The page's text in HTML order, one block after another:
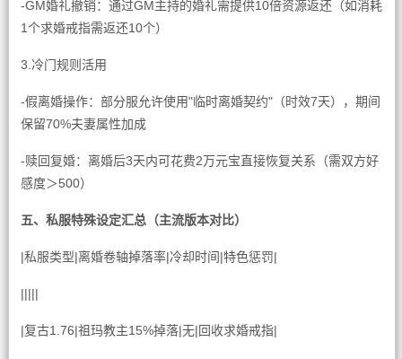
-GM婚礼撤销：通过GM主持的婚礼需提供10倍资源返还（如消耗
1个求婚戒指需返还10个）
3.冷门规则活用
-假离婚操作：部分服允许使用"临时离婚契约"（时效7天），期间
保留70%夫妻属性加成
-赎回复婚：离婚后3天内可花费2万元宝直接恢复关系（需双方好
感度＞500）
五、私服特殊设定汇总（主流版本对比）
|私服类型|离婚卷轴掉落率|冷却时间|特色惩罚|
|||||
|复古1.76|祖玛教主15%掉落|无|回收求婚戒指|